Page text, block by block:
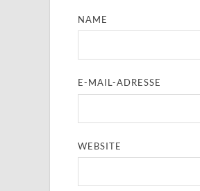
NAME
E-MAIL-ADRESSE
WEBSITE